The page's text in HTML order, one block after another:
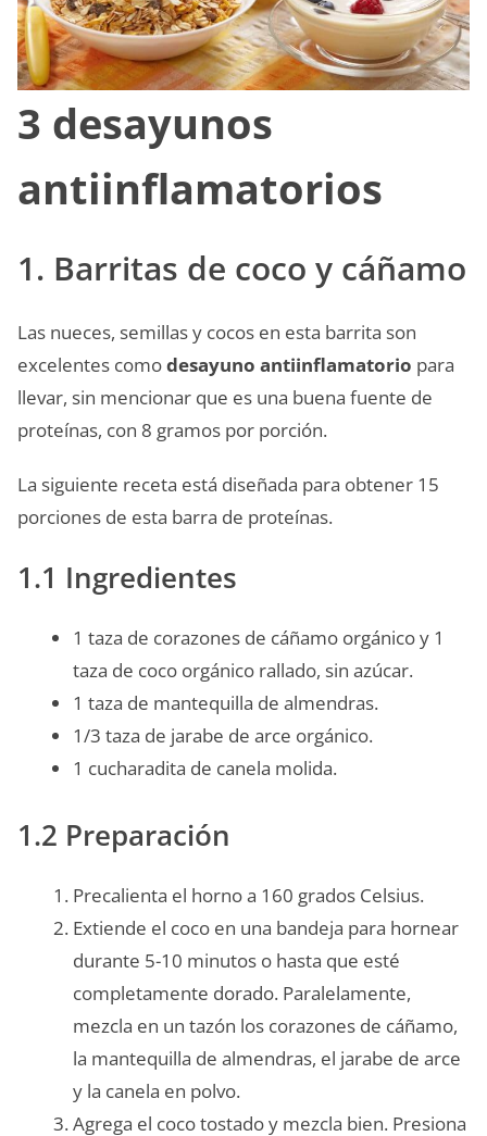
3 desayunos
antiinflamatorios
1. Barritas de coco y cáñamo
Las nueces, semillas y cocos en esta barrita son
excelentes comodesayuno antiinflamatorio para
llevar, sin mencionar que es una buena fuente de
proteínas, con 8 gramos por porción.
La siguiente receta está diseñada para obtener 15
porciones de esta barra de proteínas.
1.1 Ingredientes
1 taza de corazones de cáñamo orgánico y 1
taza de coco orgánico rallado, sin azúcar.
1 taza de mantequilla de almendras.
1/3 taza de jarabe de arce orgánico.
1 cucharadita de canela molida.
1.2 Preparación
Precalienta el horno a 160 grados Celsius.
Extiende el coco en una bandeja para hornear
durante 5-10 minutos o hasta que esté
completamente dorado. Paralelamente,
mezcla en un tazón los corazones de cáñamo,
la mantequilla de almendras, el jarabe de arce
y la canela en polvo.
Agrega el coco tostado y mezcla bien. Presiona